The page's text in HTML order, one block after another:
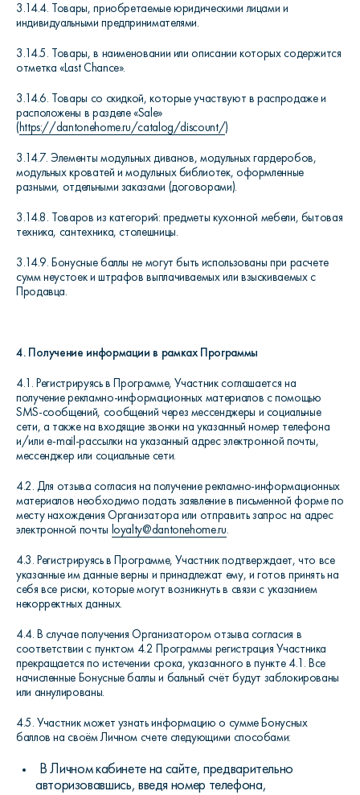
3.14.4. Товары, приобретаемые юридическими лицами и
индивидуальными предпринимателями.
3.14.5. Товары, в наименовании или описании которых содержится
отметка «Last Chance».
3.14.6. Товары со скидкой, которые участвуют в распродаже и
расположены в разделе «Sale»
(https://dantonehome.ru/catalog/discount/)
3.14.7. Элементы модульных диванов, модульных гардеробов,
модульных кроватей и модульных библиотек, оформленные
разными, отдельными заказами (договорами).
3.14.8. Товаров из категорий: предметы кухонной мебели, бытовая
техника, сантехника, столешницы.
3.14.9. Бонусные баллы не могут быть использованы при расчете
сумм неустоек и штрафов выплачиваемых или взыскиваемых с
Продавца.
4. Получение информации в рамках Программы
4.1. Регистрируясь в Программе, Участник соглашается на
получение рекламно-информационных материалов с помощью
SMS-сообщений, сообщений через мессенджеры и социальные
сети, а также на входящие звонки на указанный номер телефона
и/или e-mail-рассылки на указанный адрес электронной почты,
мессенджер или социальные сети.
4.2. Для отзыва согласия на получение рекламно-информационных
материалов необходимо подать заявление в письменной форме по
месту нахождения Организатора или отправить запрос на адрес
электронной почты loyalty@dantonehome.ru.
4.3. Регистрируясь в Программе, Участник подтверждает, что все
указанные им данные верны и принадлежат ему, и готов принять на
себя все риски, которые могут возникнуть в связи с указанием
некорректных данных.
4.4. В случае получения Организатором отзыва согласия в
соответствии с пунктом 4.2 Программы регистрация Участника
прекращается по истечении срока, указанного в пункте 4.1. Все
начисленные Бонусные баллы и бальный счёт будут заблокированы
или аннулированы.
4.5. Участник может узнать информацию о сумме Бонусных
баллов на своём Личном счете следующими способами:
В Личном кабинете на сайте, предварительно
авторизовавшись, введя номер телефона,